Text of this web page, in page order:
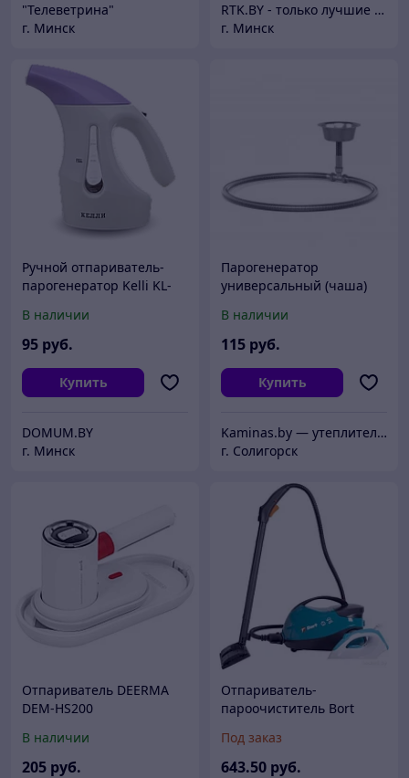
"Телеветрина"
г. Минск
RTK.BY - только лучшие цены
г. Минск
Ручной отпариватель-
парогенератор Kelli KL-
В наличии
95 руб.
Купить
DOMUM.BY
г. Минск
Парогенератор
универсальный (чаша)
В наличии
115 руб.
Купить
Kaminas.by — утеплитель, печи, камины, дымоходы в Солигорске
г. Солигорск
Отпариватель DEERMA
DEM-HS200
В наличии
205 руб.
Отпариватель-
пароочиститель Bort
Под заказ
643.50 руб.